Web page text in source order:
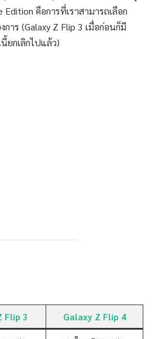
คือการที่เราสามารถเลือก
าร (Galaxy Z Flip 3 เมื่อก่อนก็มี
ยกเลิกไปแล้ว)
Flip 3 Galaxy Z Flip 4